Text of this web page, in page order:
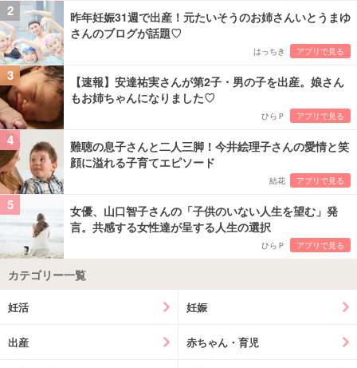
2
昨年妊娠31週で出産！元たいそうのお姉さんいとうまゆ
さんのブログが話題♡
はっちき アプリで見る
3
【速報】安達祐実さんが第2子・男の子を出産。娘さん
もお姉ちゃんになりました♡
ひらＰ アプリで見る
4
難聴の息子さんと二人三脚！今井絵理子さんの愛情と笑
顔に溢れる子育てエピソード
結花 アプリで見る
5
女優、山口智子さんの「子供のいない人生を望む」発
言。共感する女性達が呈する人生の選択
ひらＰ アプリで見る
カテゴリー一覧
妊活 妊娠
出産 赤ちゃん・育児